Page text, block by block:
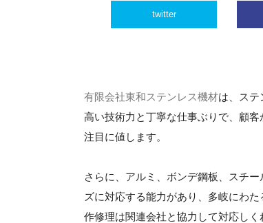
twitter
有限会社東和ステンレス機材は、ステ
高い技術力と丁寧な仕事ぶりで、顧
注目に値します。
さらに、アルミ、ボンデ鋼板、スチ
ズに対応する能力があり、多岐にわ
作修理は関連会社と協力して対応しく